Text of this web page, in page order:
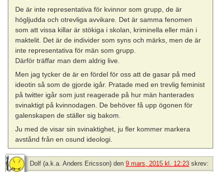
De är inte representativa för kvinnor som grupp, de är
högljudda och otrevliga avvikare. Det är samma fenomen
som att vissa killar är stökiga i skolan, kriminella eller män i
maktelit. Det är de individer som syns och märks, men de är
inte representativa för män som grupp.
Därför träffar man dem aldrig live.
Men jag tycker de är en fördel för oss att de gasar på med
ideotin så som de gjorde igår. Pratade med en trevlig feminist
på twitter igår som just reagerade på hur män hanterades
svinaktigt på kvinnodagen. De behöver få upp ögonen för
galenskapen de ställer sig bakom.
Ju med de visar sin svinaktighet, ju fler kommer markera
avstånd från en osund ideologi.
Dolf (a.k.a. Anders Ericsson) den 9 mars, 2015 kl. 12:23 skrev: